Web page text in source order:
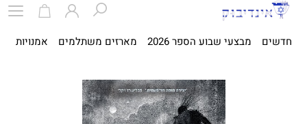
חדשים מבצעי שבוע הספר 2026 מארזים משתלמים אמנויות